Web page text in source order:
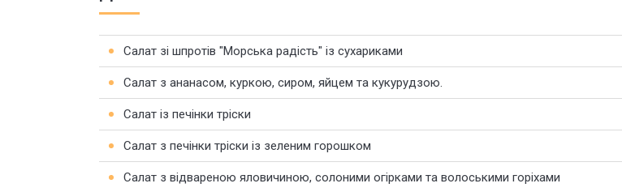
Салат зі шпротів "Морська радість" із сухариками
Салат з ананасом, куркою, сиром, яйцем та кукурудзою.
Салат із печінки тріски
Салат з печінки тріски із зеленим горошком
Салат з відвареною яловичиною, солоними огірками та волоськими горіхами